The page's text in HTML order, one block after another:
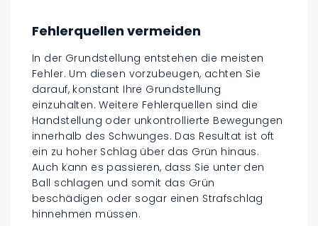
Fehlerquellen vermeiden
In der Grundstellung entstehen die meisten
Fehler. Um diesen vorzubeugen, achten Sie
darauf, konstant Ihre Grundstellung
einzuhalten. Weitere Fehlerquellen sind die
Handstellung oder unkontrollierte Bewegungen
innerhalb des Schwunges. Das Resultat ist oft
ein zu hoher Schlag über das Grün hinaus.
Auch kann es passieren, dass Sie unter den
Ball schlagen und somit das Grün
beschädigen oder sogar einen Strafschlag
hinnehmen müssen.